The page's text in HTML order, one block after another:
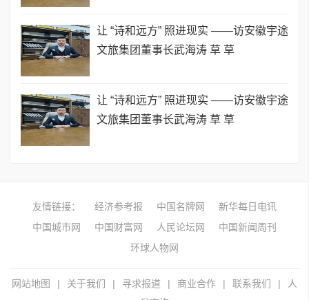
让 “诗和远方” 照进现实 ——访安徽宇途
文旅集团董事长武海涛 草 草
让 “诗和远方” 照进现实 ——访安徽宇途
文旅集团董事长武海涛 草 草
友情链接： 经济参考报 中国名牌网
新华每日电讯
中国城市网
中国财富网 人民论坛网
中国新闻周刊
环球人物网
网站地图 | 关于我们 | 寻求报道 | 商业合作 | 联系我们 |
人